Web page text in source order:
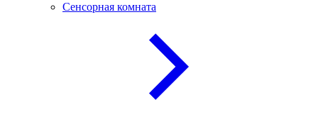
Сенсорная комната